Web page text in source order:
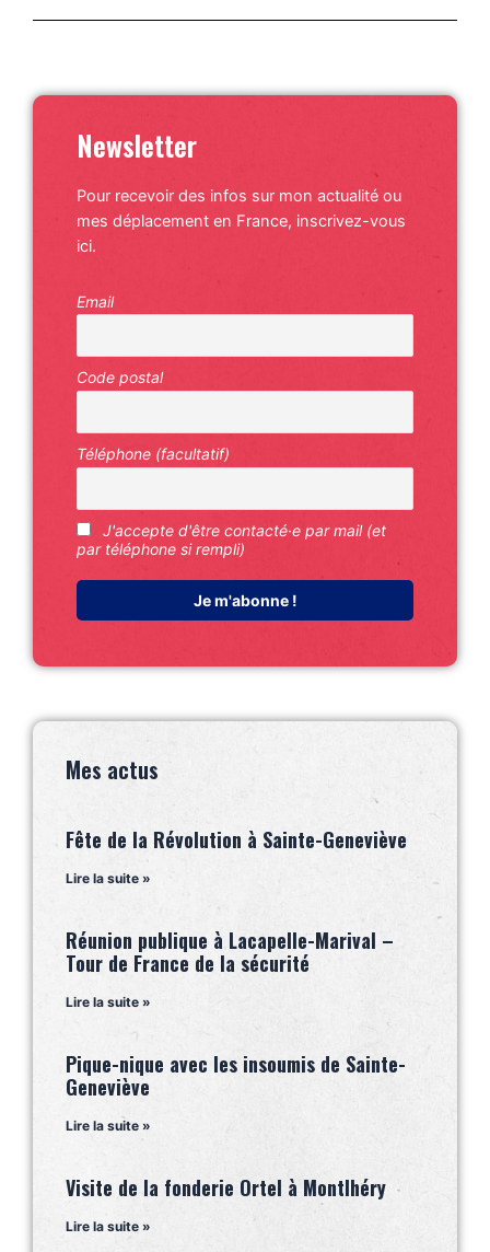
Newsletter
Pour recevoir des infos sur mon actualité ou
mes déplacement en France, inscrivez-vous
ici.
Email
Code postal
Téléphone (facultatif)
J'accepte d'être contacté·e par mail (et
par téléphone si rempli)
Mes actus
Fête de la Révolution à Sainte-Geneviève
Lire la suite »
Réunion publique à Lacapelle-Marival –
Tour de France de la sécurité
Lire la suite »
Pique-nique avec les insoumis de Sainte-
Geneviève
Lire la suite »
Visite de la fonderie Ortel à Montlhéry
Lire la suite »